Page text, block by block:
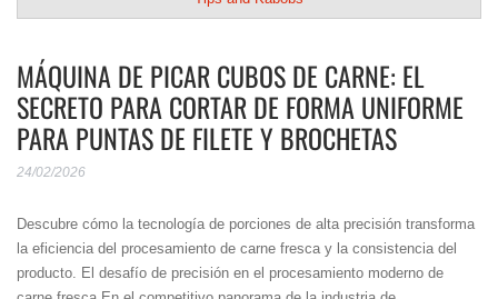
MÁQUINA DE PICAR CUBOS DE CARNE: EL
SECRETO PARA CORTAR DE FORMA UNIFORME
PARA PUNTAS DE FILETE Y BROCHETAS
24/02/2026
Descubre cómo la tecnología de porciones de alta precisión transforma
la eficiencia del procesamiento de carne fresca y la consistencia del
producto. El desafío de precisión en el procesamiento moderno de